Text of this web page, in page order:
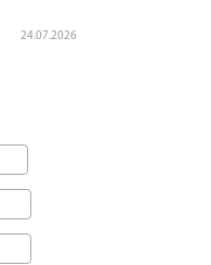
24.07.2026